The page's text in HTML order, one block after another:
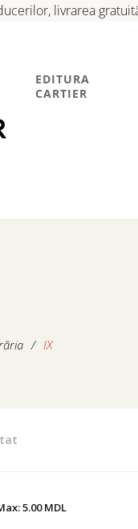
livrarea
EDITURA
CARTIER
/ IX
5.00MDL